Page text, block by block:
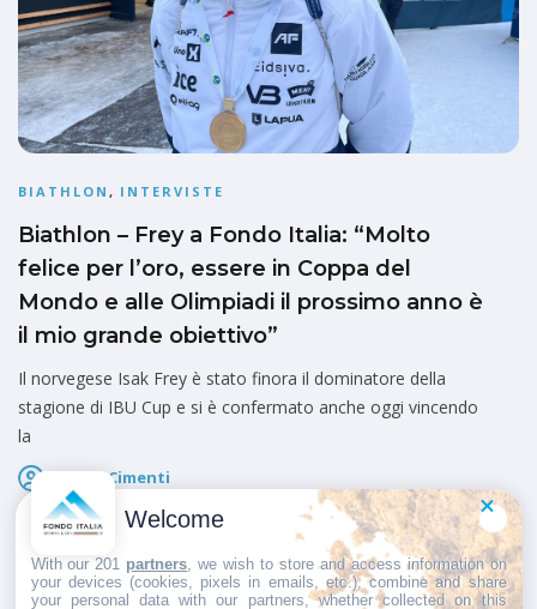
BIATHLON , INTERVISTE
Biathlon – Frey a Fondo Italia: “Molto
felice per l’oro, essere in Coppa del
Mondo e alle Olimpiadi il prossimo anno è
il mio grande obiettivo”
Il norvegese Isak Frey è stato finora il dominatore della
stagione di IBU Cup e si è confermato anche oggi vincendo
la
Marco Cimenti
Pubblicato il
Welcome
With our 201 partners , we wish to store and access information on
your devices (cookies, pixels in emails, etc.), combine and share
your personal data with our partners, whether collected on this